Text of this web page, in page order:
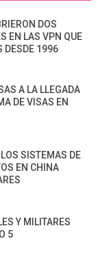
DOS
EN LAS VPN QUE
DESDE 1996
A LA LLEGADA
DE VISAS EN
SISTEMAS DE
EN CHINA
Y MILITARES
5